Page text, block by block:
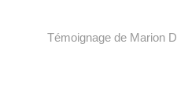
Témoignage de Marion